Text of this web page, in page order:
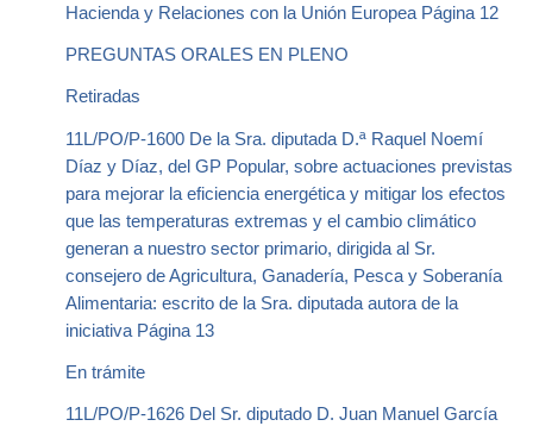
Hacienda y Relaciones con la Unión Europea Página 12
PREGUNTAS ORALES EN PLENO
Retiradas
11L/PO/P-1600 De la Sra. diputada D.ª Raquel Noemí
Díaz y Díaz, del GP Popular, sobre actuaciones previstas
para mejorar la eficiencia energética y mitigar los efectos
que las temperaturas extremas y el cambio climático
generan a nuestro sector primario, dirigida al Sr.
consejero de Agricultura, Ganadería, Pesca y Soberanía
Alimentaria: escrito de la Sra. diputada autora de la
iniciativa Página 13
En trámite
11L/PO/P-1626 Del Sr. diputado D. Juan Manuel García